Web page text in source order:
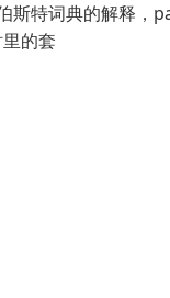
斯特词典的解释，
的套